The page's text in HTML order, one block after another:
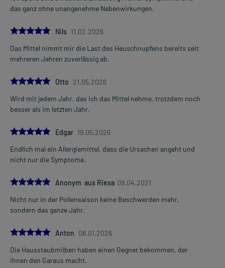
das ganz ohne unangenehme Nebenwirkungen.
5.0
Nils 11.02.2026
Das Mittel nimmt mir die Last des Heuschnupfens bereits seit
mehreren Jahren zuverlässig ab.
5.0
Otto 21.05.2026
Wird mit jedem Jahr, das ich das Mittel nehme, trotzdem noch
besser als im letzten Jahr.
5.0
Edgar 19.05.2026
Endlich mal ein Allergiemittel, dass die Ursachen angeht und
nicht nur die Symptome.
5.0Anonym aus Riesa 09.04.2021
Nicht nur in der Pollensaison keine Beschwerden mehr,
sondern das ganze Jahr.
5.0Anton 08.01.2026
Die Hausstaubmilben haben einen Gegner bekommen, der
ihnen den Garaus macht.